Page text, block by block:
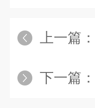
上一篇：
下一篇：